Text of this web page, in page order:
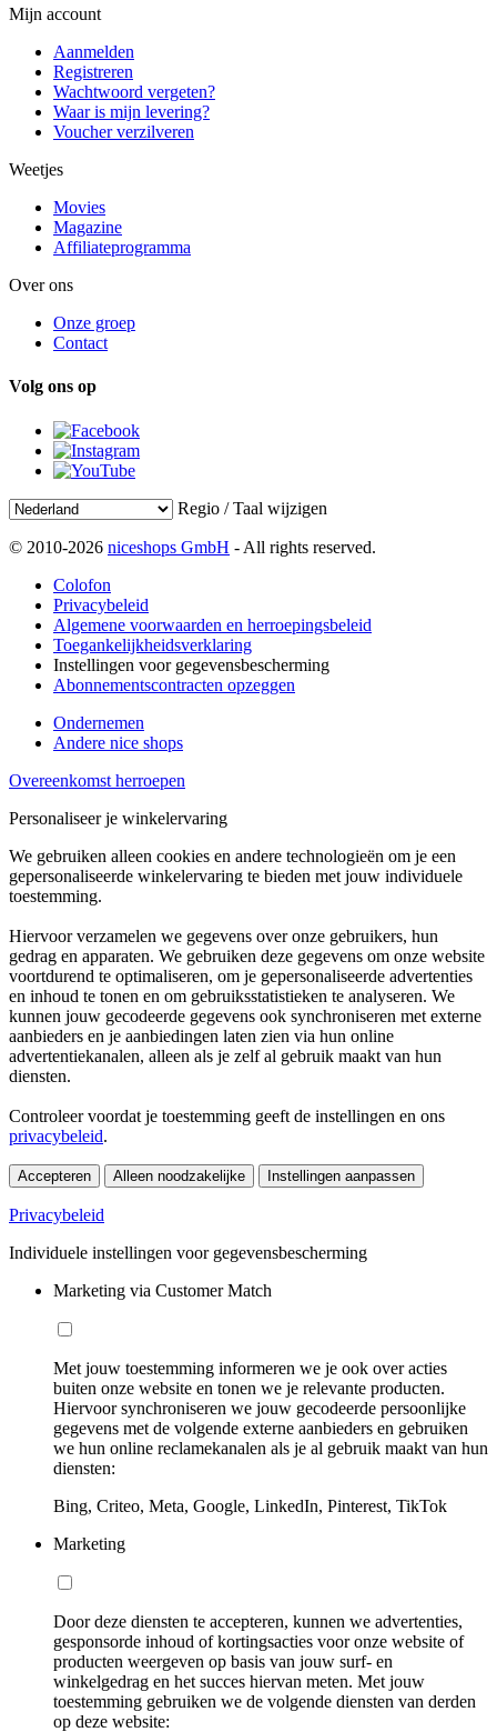
Mijn account
Aanmelden
Registreren
Wachtwoord vergeten?
Waar is mijn levering?
Voucher verzilveren
Weetjes
Movies
Magazine
Affiliateprogramma
Over ons
Onze groep
Contact
Volg ons op
Regio / Taal wijzigen
© 2010-2026 niceshops GmbH - All rights reserved.
Colofon
Privacybeleid
Algemene voorwaarden en herroepingsbeleid
Toegankelijkheidsverklaring
Instellingen voor gegevensbescherming
Abonnementscontracten opzeggen
Ondernemen
Andere nice shops
Overeenkomst herroepen
Personaliseer je winkelervaring
We gebruiken alleen cookies en andere technologieën om je een
gepersonaliseerde winkelervaring te bieden met jouw individuele
toestemming.
Hiervoor verzamelen we gegevens over onze gebruikers, hun
gedrag en apparaten. We gebruiken deze gegevens om onze website
voortdurend te optimaliseren, om je gepersonaliseerde advertenties
en inhoud te tonen en om gebruiksstatistieken te analyseren. We
kunnen jouw gecodeerde gegevens ook synchroniseren met externe
aanbieders en je aanbiedingen laten zien via hun online
advertentiekanalen, alleen als je zelf al gebruik maakt van hun
diensten.
Controleer voordat je toestemming geeft de instellingen en ons
privacybeleid.
Accepteren Alleen noodzakelijke Instellingen aanpassen
Privacybeleid
Individuele instellingen voor gegevensbescherming
Marketing via Customer Match
Met jouw toestemming informeren we je ook over acties
buiten onze website en tonen we je relevante producten.
Hiervoor synchroniseren we jouw gecodeerde persoonlijke
gegevens met de volgende externe aanbieders en gebruiken
we hun online reclamekanalen als je al gebruik maakt van hun
diensten:
Bing, Criteo, Meta, Google, LinkedIn, Pinterest, TikTok
Marketing
Door deze diensten te accepteren, kunnen we advertenties,
gesponsorde inhoud of kortingsacties voor onze website of
producten weergeven op basis van jouw surf- en
winkelgedrag en het succes hiervan meten. Met jouw
toestemming gebruiken we de volgende diensten van derden
op deze website: